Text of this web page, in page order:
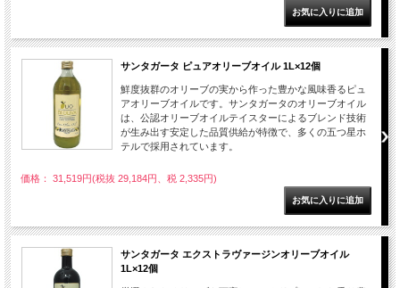
サンタガータ ピュアオリーブオイル 1L×12個
鮮度抜群のオリーブの実から作った豊かな風味香るピュ
アオリーブオイルです。サンタガータのオリーブオイル
は、公認オリーブオイルテイスターによるブレンド技術
が生み出す安定した品質供給が特徴で、多くの五つ星ホ
テルで採用されています。
価格： 31,519円(税抜 29,184円、税 2,335円)
サンタガータ エクストラヴァージンオリーブオイル
1L×12個